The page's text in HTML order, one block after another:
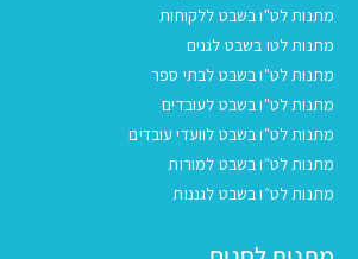
מתנות לט"ו בשבט ללקוחות
מתנות לטו בשבט לגנים
מתנות לט"ו בשבט לבתי ספר
מתנות לט"ו בשבט לעובדים
מתנות לט"ו בשבט לוועדי עובדים
מתנות לט״ו בשבט למורות
מתנות לט״ו בשבט לגננות